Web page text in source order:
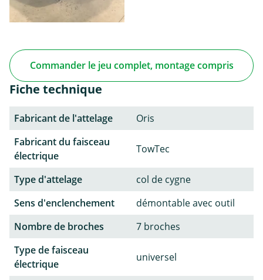
Commander le jeu complet, montage compris
Fiche technique
Fabricant de l'attelage
Oris
Fabricant du faisceau
électrique
TowTec
Type d'attelage
col de cygne
Sens d'enclenchement
démontable avec outil
Nombre de broches
7 broches
Type de faisceau
électrique
universel